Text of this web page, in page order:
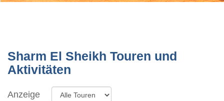
Sharm El Sheikh Touren und
Aktivitäten
Anzeige